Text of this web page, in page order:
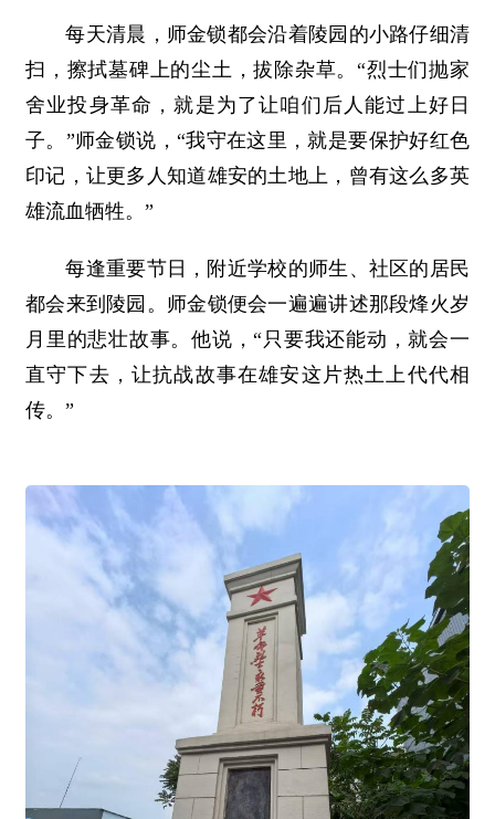
每天清晨，师金锁都会沿着陵园的小路仔细清
扫，擦拭墓碑上的尘土，拔除杂草。“烈士们抛家
舍业投身革命，就是为了让咱们后人能过上好日
子。”师金锁说，“我守在这里，就是要保护好红色
印记，让更多人知道雄安的土地上，曾有这么多英
雄流血牺牲。”
每逢重要节日，附近学校的师生、社区的居民
都会来到陵园。师金锁便会一遍遍讲述那段烽火岁
月里的悲壮故事。他说，“只要我还能动，就会一
直守下去，让抗战故事在雄安这片热土上代代相
传。”